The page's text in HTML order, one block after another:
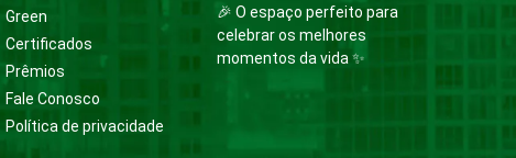
Green
Certificados
Prêmios
Fale Conosco
Política de privacidade
🎉 O espaço perfeito para
celebrar os melhores
momentos da vida ✨